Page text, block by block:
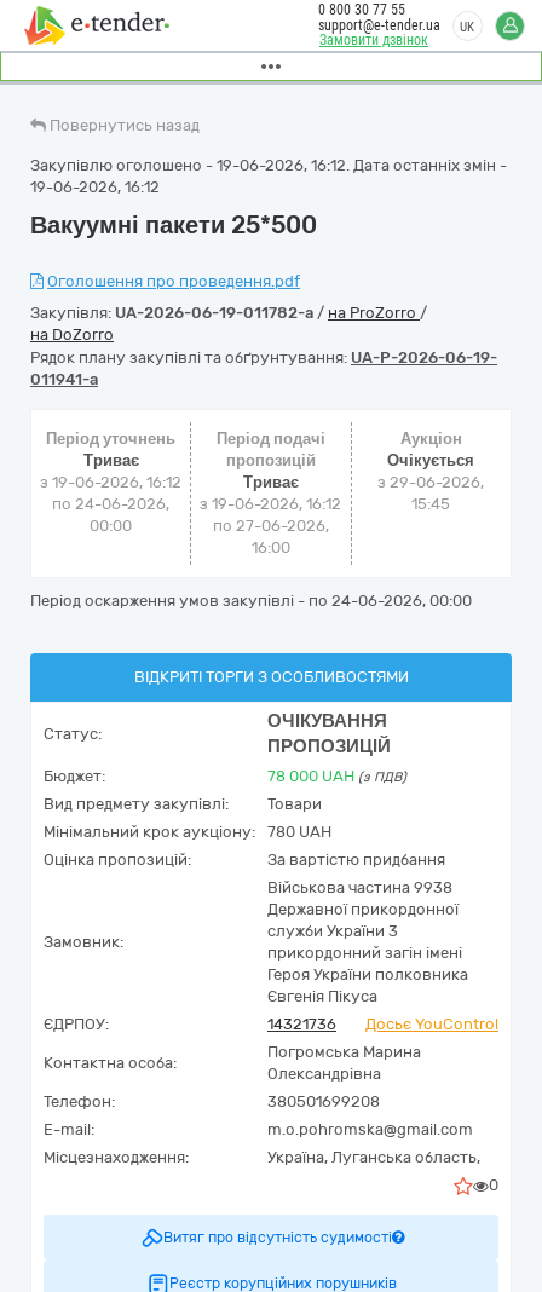
Замовити дзвінок
0 800 30 77 55
support@e-tender.ua
UK
Повернутись назад
Закупівлю оголошено - 19-06-2026, 16:12. Дата останніх змін -
19-06-2026, 16:12
Вакуумні пакети 25*500
Оголошення про проведення.pdf
Закупівля: UA-2026-06-19-011782-a / на ProZorro /
на DoZorro
Рядок плану закупівлі та обґрунтування: UA-P-2026-06-19-
011941-a
Період уточнень
Триває
з 19-06-2026, 16:12
по 24-06-2026,
00:00
Період подачі
пропозицій
Триває
з 19-06-2026, 16:12
по 27-06-2026,
16:00
Аукціон
Очікується
з29-06-2026,
15:45
Період оскарження умов закупівлі - по 24-06-2026, 00:00
ВІДКРИТІ ТОРГИ З ОСОБЛИВОСТЯМИ
Статус:
ОЧІКУВАННЯ
ПРОПОЗИЦІЙ
Бюджет: 78 000 UAH (з ПДВ)
Вид предмету закупівлі:
Товари
Мінімальний крок аукціону:
780 UAH
Оцінка пропозицій:
За вартістю придбання
Замовник:
Військова частина 9938
Державної прикордонної
служби України 3
прикордонний загін імені
Героя України полковника
Євгенія Пікуса
ЄДРПОУ:
14321736 Досьє YouControl
Контактна особа:
Погромська Марина
Олександрівна
Телефон:
380501699208
E-mail:
m.o.pohromska@gmail.com
Місцезнаходження:
Україна, Луганська область,
0
Витяг про відсутність судимості
Реєстр корупційних порушників